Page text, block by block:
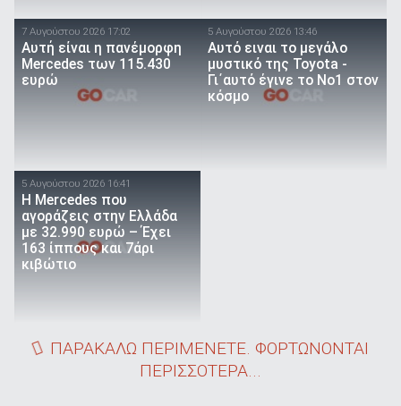
7 Αυγούστου 2026 17:02
Αυτή είναι η πανέμορφη
Mercedes των 115.430
ευρώ
5 Αυγούστου 2026 13:46
Αυτό ειναι τo μεγάλο
μυστικό της Toyota -
Γι΄αυτό έγινε το Νο1 στον
κόσμο
5 Αυγούστου 2026 16:41
Η Mercedes που
αγοράζεις στην Ελλάδα
με 32.990 ευρώ – Έχει
163 ίππους και 7άρι
κιβώτιο
ΠΑΡΑΚΑΛΩ ΠΕΡΙΜΕΝΕΤΕ. ΦΟΡΤΩΝΟΝΤΑΙ
ΠΕΡΙΣΣΟΤΕΡΑ...